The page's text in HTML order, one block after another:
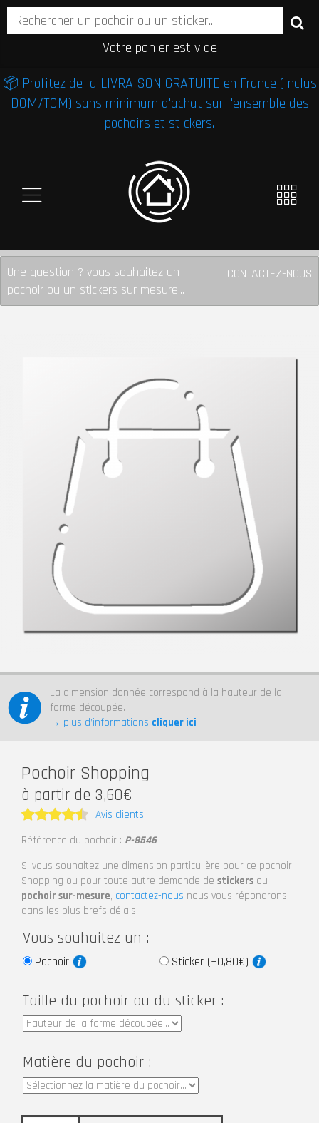
Votre panier est vide
📦 Profitez de la LIVRAISON GRATUITE en France (inclus
DOM/TOM) sans minimum d'achat sur l'ensemble des
pochoirs et stickers.
CONTACTEZ-NOUS
Une question ? vous souhaitez un
pochoir ou un stickers sur mesure...
La dimension donnée correspond à la hauteur de la
forme découpée.
→ plus d’informations cliquer ici
Pochoir Shopping
à partir de 3,60€
Note4.5
Avis clients
Référence du pochoir : P-8546
Si vous souhaitez une dimension particulière pour ce pochoir
Shopping ou pour toute autre demande de stickers ou
pochoir sur-mesure, contactez-nous nous vous répondrons
dans les plus brefs délais.
Vous souhaitez un :
Pochoir Sticker (+0,80€)
Taille du pochoir ou du sticker :
Matière du pochoir :